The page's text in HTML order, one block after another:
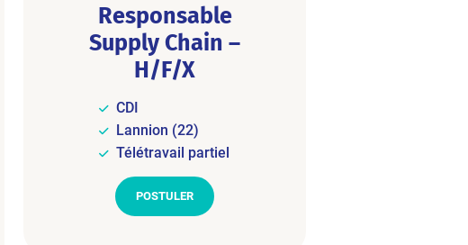
Responsable
Supply Chain –
H/F/X
CDI
Lannion (22)
Télétravail partiel
POSTULER